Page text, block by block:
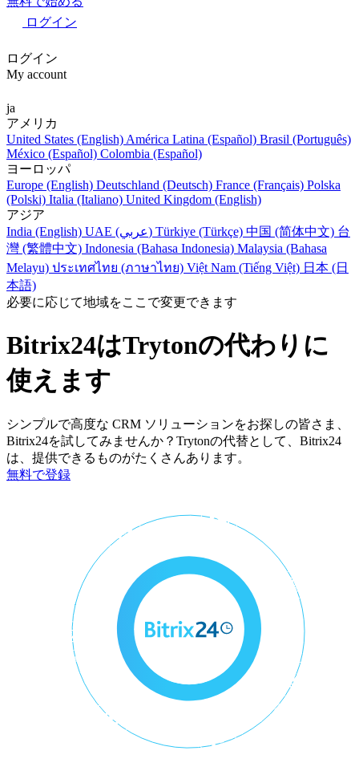
ログイン
ログイン
My account
ja
アメリカ
United States (English) América Latina (Español) Brasil (Português)
México (Español) Colombia (Español)
ヨーロッパ
Europe (English) Deutschland (Deutsch) France (Français) Polska
(Polski) Italia (Italiano) United Kingdom (English)
アジア
India (English)
UAE (عربي) Türkiye (Türkçe) 中国 (简体中文) 台
灣 (繁體中文) Indonesia (Bahasa Indonesia) Malaysia (Bahasa
Melayu) ประเทศไทย (ภาษาไทย) Việt Nam (Tiếng Việt) 日本 (日
本語)
必要に応じて地域をここで変更できます
Bitrix24はTrytonの代わりに
使えます
シンプルで高度な CRM ソリューションをお探しの皆さま、
Bitrix24を試してみませんか？Trytonの代替として、Bitrix24
は、提供できるものがたくさんあります。
無料で登録